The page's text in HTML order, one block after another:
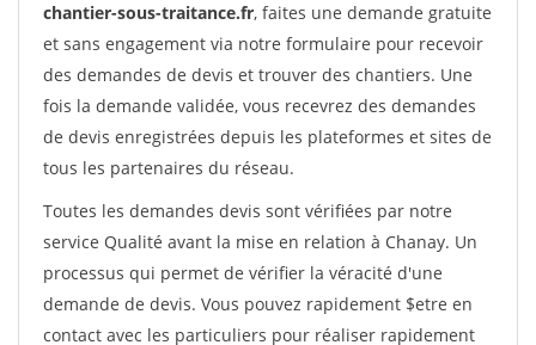
chantier-sous-traitance.fr, faites une demande gratuite
et sans engagement via notre formulaire pour recevoir
des demandes de devis et trouver des chantiers. Une
fois la demande validée, vous recevrez des demandes
de devis enregistrées depuis les plateformes et sites de
tous les partenaires du réseau.
Toutes les demandes devis sont vérifiées par notre
service Qualité avant la mise en relation à Chanay. Un
processus qui permet de vérifier la véracité d'une
demande de devis. Vous pouvez rapidement $etre en
contact avec les particuliers pour réaliser rapidement